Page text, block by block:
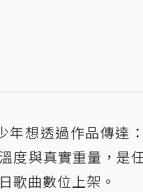
年想透過作品傳達
度與真實重量，是
歌曲數位上架。